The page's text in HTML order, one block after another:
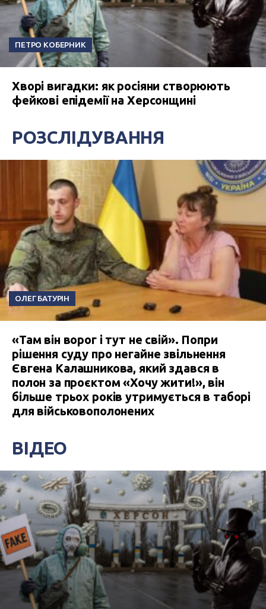
ПЕТРО КОБЕРНИК
Хворі вигадки: як росіяни створюють
фейкові епідемії на Херсонщині
РОЗСЛІДУВАННЯ
ОЛЕГ БАТУРІН
«Там він ворог і тут не свій». Попри
рішення суду про негайне звільнення
Євгена Калашникова, який здався в
полон за проєктом «Хочу жити!», він
більше трьох років утримується в таборі
для військовополонених
ВІДЕО